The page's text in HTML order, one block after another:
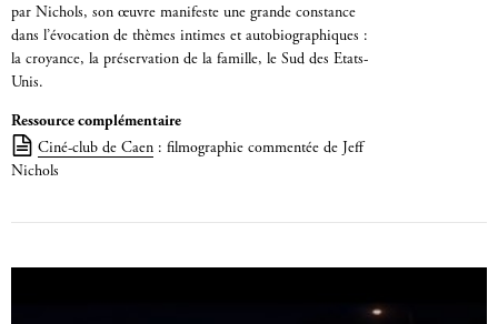
par Nichols, son œuvre manifeste une grande constance
dans l’évocation de thèmes intimes et autobiographiques :
la croyance, la préservation de la famille, le Sud des Etats-
Unis.
Ressource complémentaire
Ciné-club de Caen : filmographie commentée de Jeff
Nichols